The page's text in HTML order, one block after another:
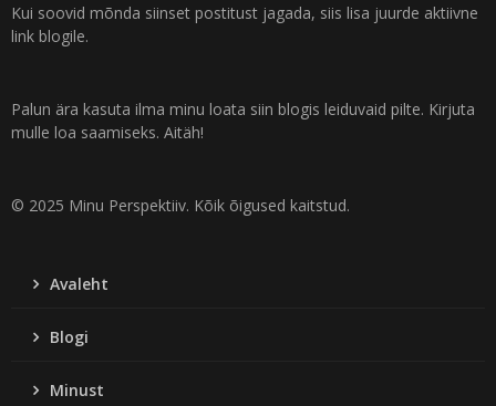
Kui soovid mõnda siinset postitust jagada, siis lisa juurde aktiivne
link blogile.
Palun ära kasuta ilma minu loata siin blogis leiduvaid pilte. Kirjuta
mulle loa saamiseks. Aitäh!
© 2025 Minu Perspektiiv. Kõik õigused kaitstud.
Avaleht
Blogi
Minust